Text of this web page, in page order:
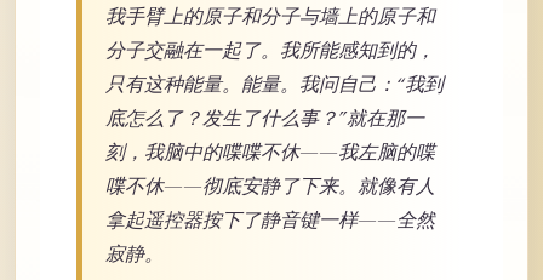
我手臂上的原子和分子与墙上的原子和
分子交融在一起了。我所能感知到的，
只有这种能量。能量。我问自己：“我到
底怎么了？发生了什么事？”就在那一
刻，我脑中的喋喋不休——我左脑的喋
喋不休——彻底安静了下来。就像有人
拿起遥控器按下了静音键一样——全然
寂静。